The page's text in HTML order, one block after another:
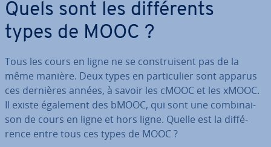
Quels sont les dif­fé­rents
types de MOOC ?
Tous les cours en ligne ne se cons­trui­sent pas de la
même manière. Deux types en par­ti­cu­lier sont apparus
ces dernières années, à savoir les cMOOC et les xMOOC.
Il existe également des bMOOC, qui sont une com­bi­nai­
son de cours en ligne et hors ligne. Quelle est la dif­fé­
rence entre tous ces types de MOOC ?